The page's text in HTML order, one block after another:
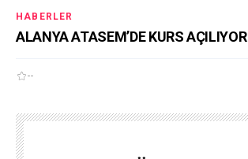
HABERLER
ALANYA ATASEM’DE KURS AÇILIYOR
--